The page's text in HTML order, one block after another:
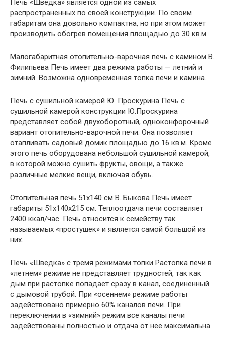
Печь «Шведка» является одной из самых
распространенных по своей конструкции. По своим
габаритам она довольно компактна, но при этом может
производить обогрев помещения площадью до 30 кв.м.
Малогабаритная отопительно-варочная печь с камином В.
Филипьева Печь имеет два режима работы — летний и
зимний. Возможна одновременная топка печи и камина.
Печь с сушильной камерой Ю. Проскурина Печь с
сушильной камерой конструкции Ю.Проскурина
представляет собой двухоборотный, одноконфорочный
вариант отопительно-варочной печи. Она позволяет
отапливать садовый домик площадью до 16 кв.м. Кроме
этого печь оборудована небольшой сушильной камерой,
в которой можно сушить фрукты, овощи, а также
различные мелкие вещи, включая обувь.
Отопительная печь 51х140 см В. Быкова Печь имеет
габариты 51х140х215 см. Теплоотдача печи составляет
2400 ккал/час. Печь относится к семейству так
называемых «простушек» и является самой большой из
них.
Печь «Шведка» с тремя режимами топки Растопка печи в
«летнем» режиме не представляет трудностей, так как
дым при растопке попадает сразу в канал, соединенный
с дымовой трубой. При «осеннем» режиме работы
задействовано примерно 60% каналов печи. При
переключении в «зимний» режим все каналы печи
задействованы полностью и отдача от нее максимальна.